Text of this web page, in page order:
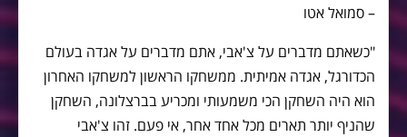
– סמואל אטו
"כשאתם מדברים על צ'אבי, אתם מדברים על אגדה בעולם
הכדורגל, אגדה אמיתית. ממשחקו הראשון למשחקו האחרון
הוא היה השחקן הכי משמעותי ומכריע בברצלונה, השחקן
שהניף יותר תארים מכל אחד אחר, אי פעם. זהו צ'אבי